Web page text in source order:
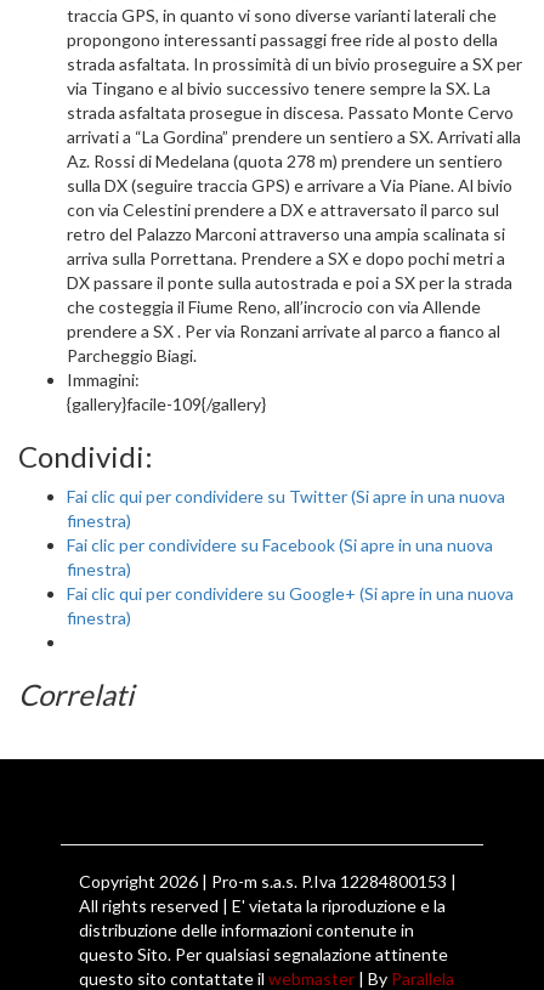
traccia GPS, in quanto vi sono diverse varianti laterali che
propongono interessanti passaggi free ride al posto della
strada asfaltata. In prossimità di un bivio proseguire a SX per
via Tingano e al bivio successivo tenere sempre la SX. La
strada asfaltata prosegue in discesa. Passato Monte Cervo
arrivati a “La Gordina” prendere un sentiero a SX. Arrivati alla
Az. Rossi di Medelana (quota 278 m) prendere un sentiero
sulla DX (seguire traccia GPS) e arrivare a Via Piane. Al bivio
con via Celestini prendere a DX e attraversato il parco sul
retro del Palazzo Marconi attraverso una ampia scalinata si
arriva sulla Porrettana. Prendere a SX e dopo pochi metri a
DX passare il ponte sulla autostrada e poi a SX per la strada
che costeggia il Fiume Reno, all’incrocio con via Allende
prendere a SX . Per via Ronzani arrivate al parco a fianco al
Parcheggio Biagi.
Immagini:
{gallery}facile-109{/gallery}
Condividi:
Fai clic qui per condividere su Twitter (Si apre in una nuova
finestra)
Fai clic per condividere su Facebook (Si apre in una nuova
finestra)
Fai clic qui per condividere su Google+ (Si apre in una nuova
finestra)
Correlati
Copyright 2026 | Pro-m s.a.s. P.Iva 12284800153 |
All rights reserved | E' vietata la riproduzione e la
distribuzione delle informazioni contenute in
questo Sito. Per qualsiasi segnalazione attinente
questo sito contattate il webmaster | By Parallela